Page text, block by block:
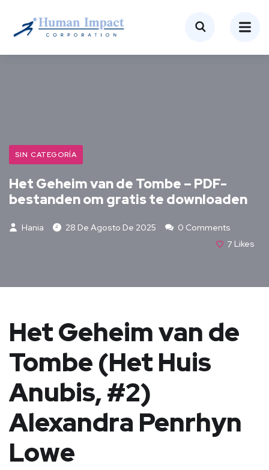
SIN CATEGORÍA
Het Geheim van de Tombe – PDF-
bestanden om gratis te downloaden
Hania 28 De Agosto De 2025
0 Comments
7 Likes
Het Geheim van de
Tombe (Het Huis
Anubis, #2)
Alexandra Penrhyn
Lowe